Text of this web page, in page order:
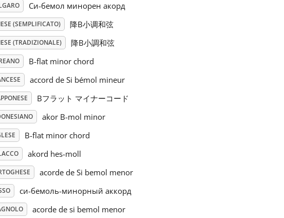
Си-бемол минорен акорд
(SEMPLIFICATO) 降B小调和弦
(TRADIZIONALE) 降B小調和弦
B-flat minor chord
accord de Si bémol mineur
Bフラット マイナーコード
akor B-mol minor
B-flat minor chord
akord hes-moll
acorde de Si bemol menor
си-бемоль-минорный аккорд
acorde de si bemol menor